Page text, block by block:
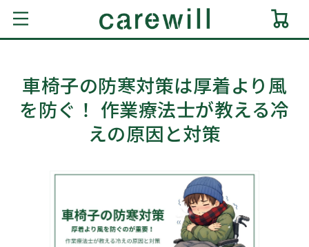
ンツに
進む
ー
ト
車椅子の防寒対策は厚着より風
を防ぐ！ 作業療法士が教える冷
えの原因と対策